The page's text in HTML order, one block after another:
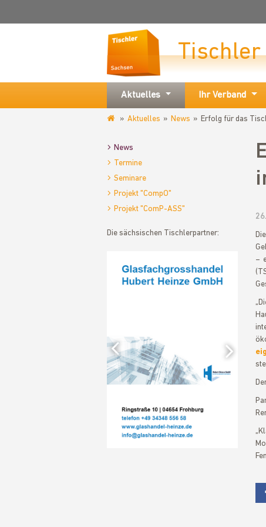
Tischler
Aktuelles Ihr Verband
sachsen.de
Aktuelles News Erfolg für das
News
Termine
Seminare
Projekt "CompO"
Projekt "ComP-ASS"
Die sächsischen Tischlerpartner:
Next
–